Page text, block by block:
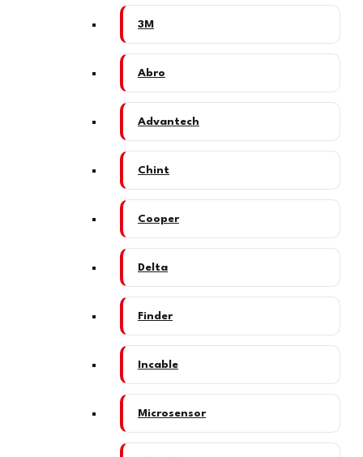
3M
Abro
Advantech
Chint
Cooper
Delta
Finder
Incable
Microsensor